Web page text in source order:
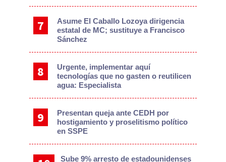
Asume El Caballo Lozoya dirigencia
estatal de MC; sustituye a Francisco
Sánchez
Urgente, implementar aquí
tecnologías que no gasten o reutilicen
agua: Especialista
Presentan queja ante CEDH por
hostigamiento y proselitismo político
en SSPE
Sube 9% arresto de estadounidenses